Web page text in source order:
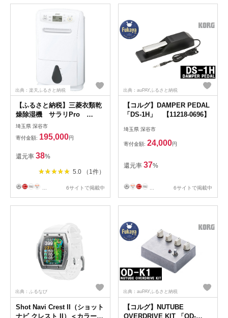
出典：楽天ふるさと納税
【ふるさと納税】三菱衣類乾
燥除湿機 サラリPro
【11218-1026】 ＃ 三菱電機
MJ-P180ZX-W 衣類 乾燥 除
湿 除湿機 ハイパワー 湿気 家
電 大容量 コンプレッサー式
部屋干し クリーン 清潔 湿度
管理 快適 新生活 埼玉県 深谷
埼玉県 深谷市
寄付金額: 195,000円
還元率 38%
5.0 （1件）
6サイトで掲載中
出典：auPAYふるさと納税
【コルグ】DAMPER PEDAL
「DS-1H」 【11218-0696】
埼玉県 深谷市
寄付金額: 24,000円
還元率 37%
6サイトで掲載中
出典：ふるなび
Shot Navi Crest II（ショット
ナビ クレスト II）＜カラー：
出典：auPAYふるさと納税
【コルグ】NUTUBE
OVERDRIVE KIT 「OD-